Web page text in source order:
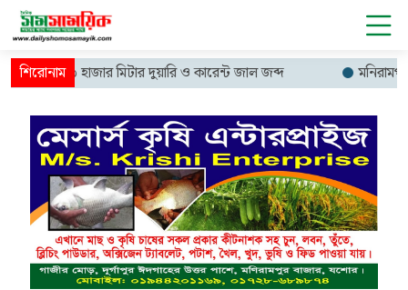
১৩ হাজার মিটার দুয়ারি ও কারেন্ট জাল জব্দ মনিরামপুরে